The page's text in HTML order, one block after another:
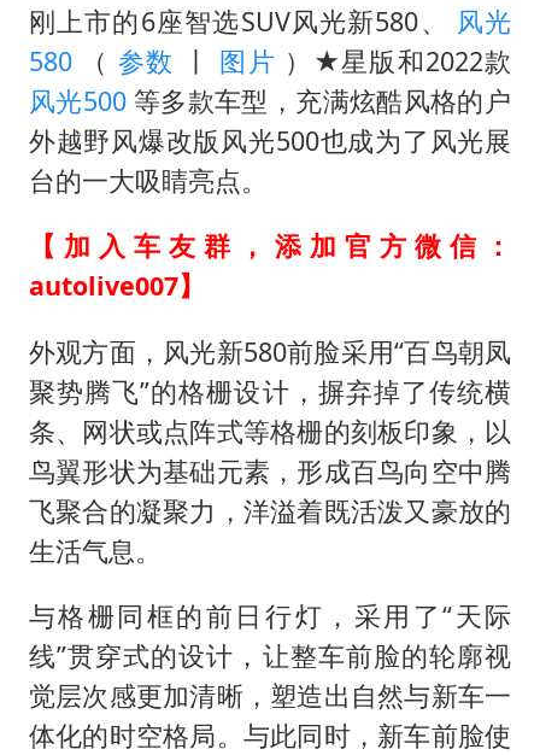
几元成本的AI广告导致千万市值蒸发
唐田赛前发布会上引用《孙子兵法》
台当局重金为“台独”织“皇帝新衣”
郑丽文：台湾从来没有“独立”过
乐享全民健身 共筑健康中国
刚上市的6座智选SUV风光新580、
风光
580
（ 参数 丨 图片 ）★星版和2022款
风光500 等多款车型，充满炫酷风格的户
外越野风爆改版风光500也成为了风光展
台的一大吸睛亮点。
【加入车友群，添加官方微信：
autolive007】
外观方面，风光新580前脸采用“百鸟朝凤
聚势腾飞”的格栅设计，摒弃掉了传统横
条、网状或点阵式等格栅的刻板印象，以
鸟翼形状为基础元素，形成百鸟向空中腾
飞聚合的凝聚力，洋溢着既活泼又豪放的
生活气息。
与格栅同框的前日行灯，采用了“天际
线”贯穿式的设计，让整车前脸的轮廓视
觉层次感更加清晰，塑造出自然与新车一
体化的时空格局。与此同时，新车前脸使